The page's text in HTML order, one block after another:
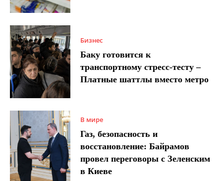
Бизнес
Баку готовится к
транспортному стресс-тесту –
Платные шаттлы вместо метро
В мире
Газ, безопасность и
восстановление: Байрамов
провел переговоры с Зеленским
в Киеве